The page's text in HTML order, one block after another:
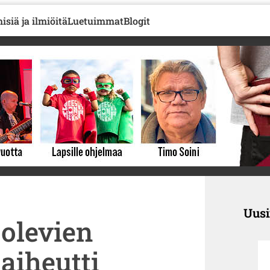
ja ilmiöitäLuetuimmatBlogit